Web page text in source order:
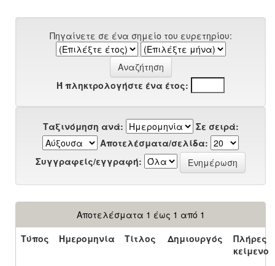
Πηγαίνετε σε ένα σημείο του ευρετηρίου:
Ή πληκτρολογήστε ένα έτος:
Ταξινόμηση ανά:
Σε σειρά:
Αποτελέσματα/σελίδα:
Συγγραφείς/εγγραφή:
Αποτελέσματα 1 έως 1 από 1
Τύπος
Ημερομηνία Τίτλος Δημιουργός
Πλήρες
κείμενο